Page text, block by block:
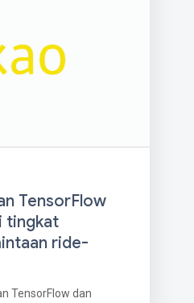
TensorFlow
tingkat
ride-
TensorFlow dan